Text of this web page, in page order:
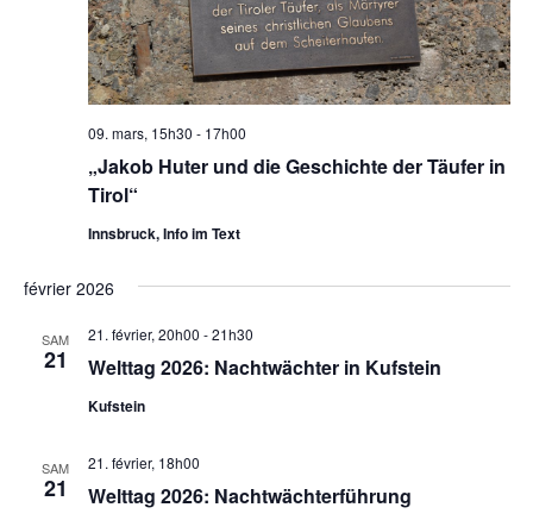
„Jakob Huter und die Geschichte der Täufer in
Tirol“
09. mars, 15h30 - 17h00
Innsbruck, Info im Text
février 2026
SAM
21 Welttag 2026: Nachtwächter in Kufstein
21. février, 20h00 -21h30
Kufstein
SAM
21 Welttag 2026: Nachtwächterführung
21. février, 18h00